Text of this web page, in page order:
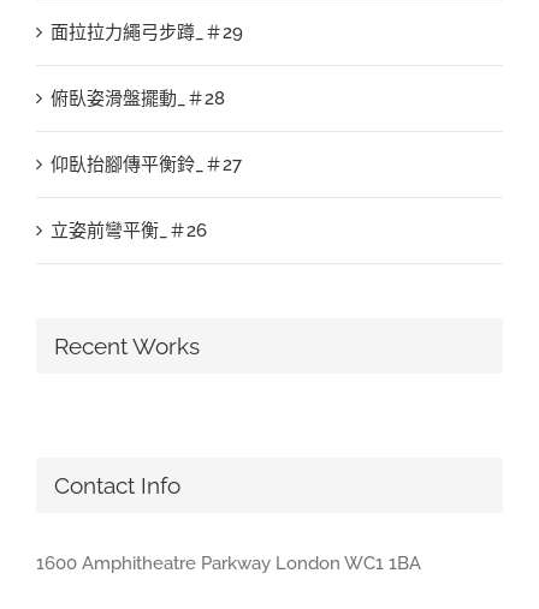
面拉拉力繩弓步蹲_＃29
俯臥姿滑盤擺動_＃28
仰臥抬腳傳平衡鈴_＃27
立姿前彎平衡_＃26
Recent Works
Contact Info
1600 Amphitheatre Parkway London WC1 1BA